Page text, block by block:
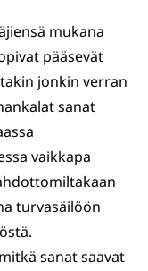
mukana
pääsevät
jonkin verran
sanat
vaikkapa
turvasäilöön
sanat saavat